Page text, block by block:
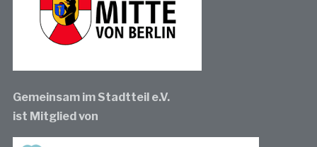
Gemeinsam im Stadtteil e.V.
ist Mitglied von